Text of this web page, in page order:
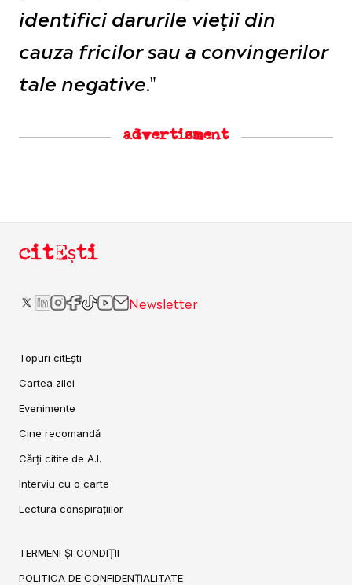
identifici darurile vieții din
cauza fricilor sau a convingerilor
tale negative."
advertisment
citEști
Newsletter
Topuri citEști
Cartea zilei
Evenimente
Cine recomandă
Cărți citite de A.I.
Interviu cu o carte
Lectura conspirațiilor
TERMENI ȘI CONDIȚII
POLITICA DE CONFIDENȚIALITATE